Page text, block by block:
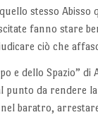
stesso
fanno stare
ciò che
e dello Spazio”
punto da rendere
baratro,